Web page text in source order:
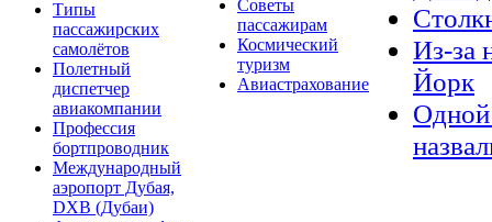
Типы
пассажирских
самолётов
Полетный
диспетчер
авиакомпании
Профессия
бортпроводник
Международный
аэропорт Дубая,
DXB (Дубаи)
Советы
пассажирам
Космический
туризм
Авиастрахование
Из-за
Йорк
Одной